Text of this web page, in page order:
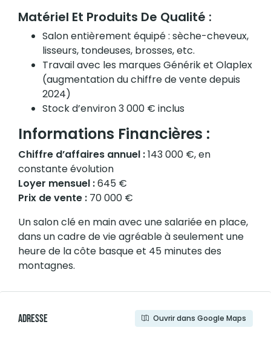
Matériel Et Produits De Qualité :
Salon entièrement équipé : sèche-cheveux,
lisseurs, tondeuses, brosses, etc.
Travail avec les marques Générik et Olaplex
(augmentation du chiffre de vente depuis
2024)
Stock d’environ 3 000 € inclus
Informations Financières :
Chiffre d’affaires annuel :143 000 €, en
constante évolution
Loyer mensuel :645 €
Prix de vente : 70 000 €
Un salon clé en main avec une salariée en place,
dans un cadre de vie agréable à seulement une
heure de la côte basque et 45 minutes des
montagnes.
Adresse Ouvrir dans Google Maps